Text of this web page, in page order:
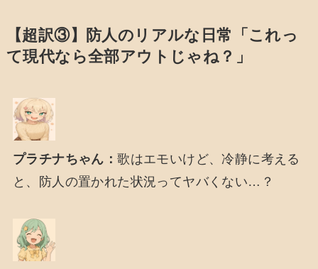
【超訳③】防人のリアルな日常「これっ
て現代なら全部アウトじゃね？」
プラチナちゃん：歌はエモいけど、冷静に考える
と、防人の置かれた状況ってヤバくない…？